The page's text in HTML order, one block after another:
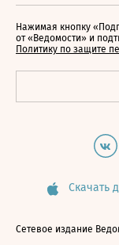
Нажимая кнопку
от «Ведомости» и
Политику по защите
Скачать
Сетевое издание